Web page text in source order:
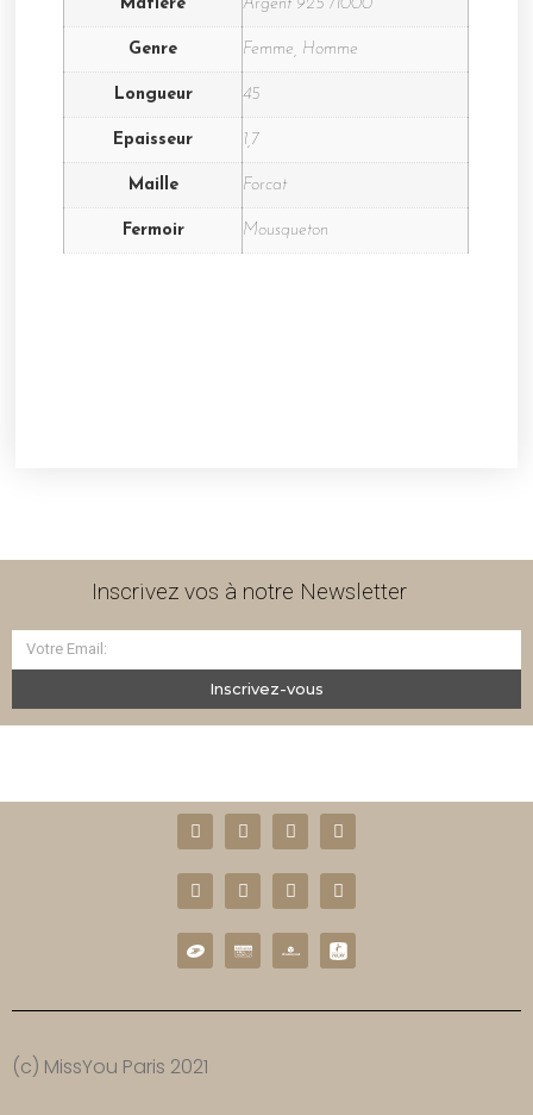
Matière Argent 925 /1000
Genre Femme, Homme
Longueur 45
Epaisseur 1,7
Maille Forcat
Fermoir Mousqueton
Inscrivez vos à notre Newsletter
Inscrivez-vous
(c) MissYou Paris 2021